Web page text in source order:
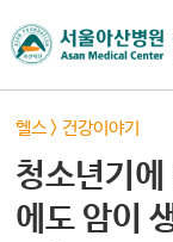
헬스 > 건강이야기
청소년기
에도 암이